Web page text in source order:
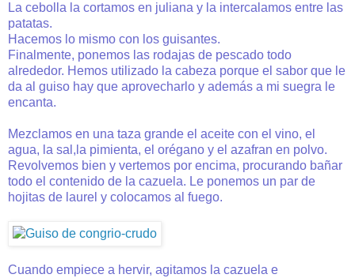
La cebolla la cortamos en juliana y la intercalamos entre las
patatas.
Hacemos lo mismo con los guisantes.
Finalmente, ponemos las rodajas de pescado todo
alrededor. Hemos utilizado la cabeza porque el sabor que le
da al guiso hay que aprovecharlo y además a mi suegra le
encanta.
Mezclamos en una taza grande el aceite con el vino, el
agua, la sal,la pimienta, el orégano y el azafran en polvo.
Revolvemos bien y vertemos por encima, procurando bañar
todo el contenido de la cazuela. Le ponemos un par de
hojitas de laurel y colocamos al fuego.
Cuando empiece a hervir, agitamos la cazuela e